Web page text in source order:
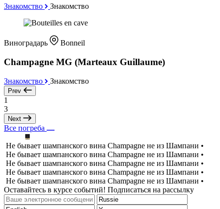
Знакомство Знакомство
Виноградарь Bonneil
Champagne MG (Marteaux Guillaume)
Знакомство Знакомство
Prev
1
3
Next
Все погреба
Не бывает шампанского вина Champagne не из Шампани •
Не бывает шампанского вина Champagne не из Шампани •
Не бывает шампанского вина Champagne не из Шампани •
Не бывает шампанского вина Champagne не из Шампани •
Не бывает шампанского вина Champagne не из Шампани •
Оставайтесь в курсе событий! Подписаться на рассылку